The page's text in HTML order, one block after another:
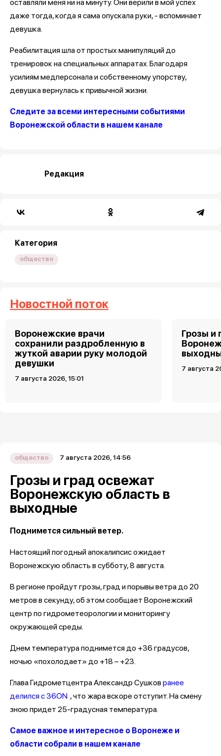
оставляли меня ни на минуту. Они верили в мой успех
даже тогда, когда я сама опускала руки, - вспоминает
девушка.
Реабилитация шла от простых манипуляций до
тренировок на специальных аппаратах. Благодаря
усилиям медперсонала и собственному упорству,
девушка вернулась к привычной жизни.
Следите за всеми интересными событиями
Воронежской области в нашем канале
Редакция
Категория
общество
Новостной поток
Воронежские врачи
сохранили раздробленную в
жуткой аварии руку молодой
девушки
7 августа 2026, 15:01
Грозы и
7 августа
общество 7 августа 2026, 14:56
Грозы и град освежат
Воронежскую область в
выходные
Поднимется сильный ветер.
Настоящий погодный апокалипсис ожидает
Воронежскую область в субботу, 8 августа.
В регионе пройдут грозы, град и порывы ветра до 20
метров в секунду, об этом сообщает Воронежский
центр по гидрометеорологии и мониторингу
окружающей среды.
Днем температура поднимется до +36 градусов,
ночью «похолодает» до +18 – +23.
Глава Гидрометцентра Александр Сушков ранее
делился с 36ON , что жара вскоре отступит. На смену
зною придет 25-градусная температура.
Самое важное и интересное о Воронеже и
области собрали в нашем канале